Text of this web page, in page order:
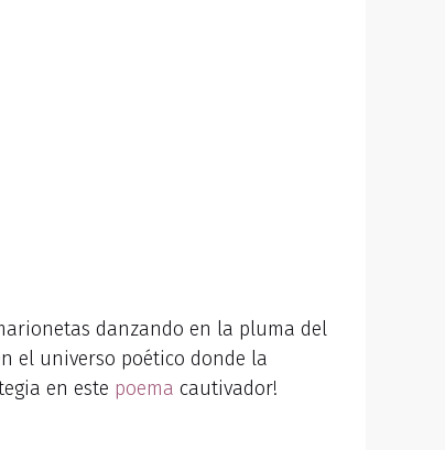
danzando en la pluma del
el universo poético donde la
en este poema cautivador!